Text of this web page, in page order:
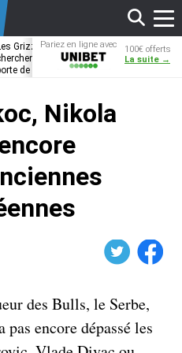
Grizzlies
déjà une
de sortie
Dwane Casey
bientôt coach
Pariez en ligne avec
100€ offerts
La suite →
Nikola
Facebook
des Bulls, le Serbe,
pas encore dépassé les